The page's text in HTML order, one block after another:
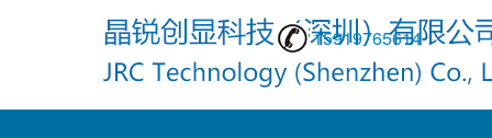
15919765614